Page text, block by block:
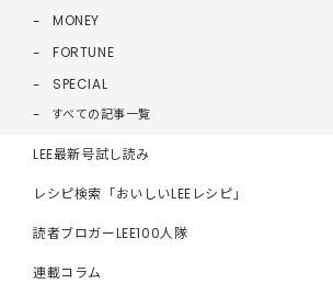
MONEY
FORTUNE
SPECIAL
すべての記事一覧
LEE最新号試し読み
レシピ検索「おいしいLEEレシピ」
読者ブロガーLEE100人隊
連載コラム